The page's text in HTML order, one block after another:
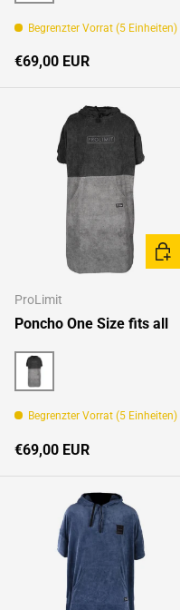
Begrenzter Vorrat (5 Einheiten)
Normaler Preis
€69,00 EUR
ProLimit
Poncho One Size fits all
Begrenzter Vorrat (5 Einheiten)
Normaler Preis
€69,00 EUR